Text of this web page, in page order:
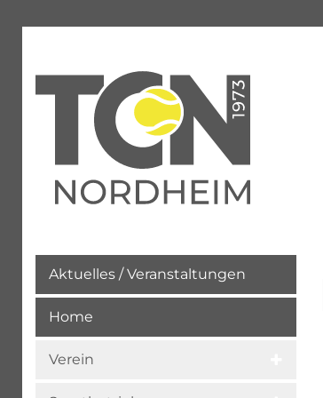
Aktuelles / Veranstaltungen
Home
Verein